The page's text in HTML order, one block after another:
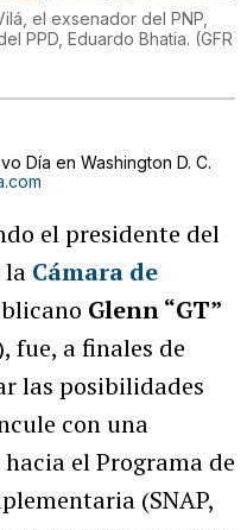
el exsenador del PNP,
PPD, Eduardo Bhatia. (GFR
Día en Washington D. C.
el presidente del
la Cámara de
Glenn “GT”
fue, a finales de
las posibilidades
con una
el Programa de
(SNAP,